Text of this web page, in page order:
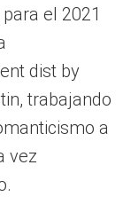
dist by
trabajando
a